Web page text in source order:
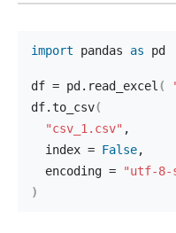
import pandas as pd
df = pd. read_excel (
df.to_csv(
"csv_1.csv" ,
  index =
False,
  encoding =
"utf-8-
)